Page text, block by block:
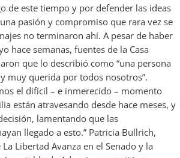
de este tiempo y por defender las ideas
pasión y compromiso que rara vez se
no terminaron ahí. A pesar de haber
hace semanas, fuentes de la Casa
que lo describió como “una persona
muy querida por todos nosotros”.
el difícil – e inmerecido – momento
están atravesando desde hace meses, y
lamentando que las
llegado a esto.” Patricia Bullrich,
Libertad Avanza en el Senado y la